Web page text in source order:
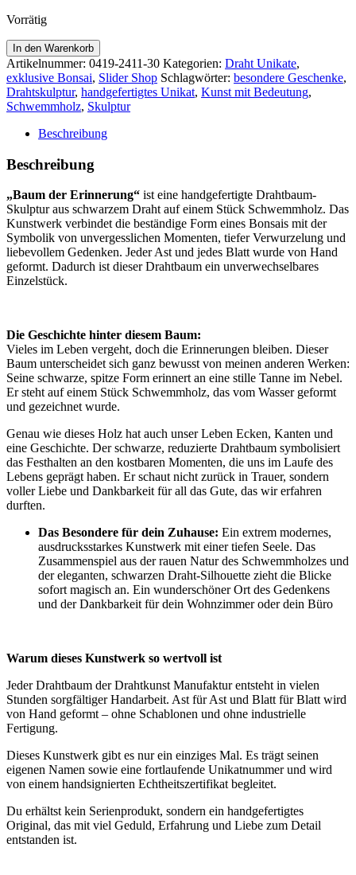
Vorrätig
Baum
der
Erinnerung
-
Drahtbaum-
Menge
In den Warenkorb
Artikelnummer: 0419-2411-30 Kategorien: Draht Unikate,
exklusive Bonsai, Slider Shop Schlagwörter: besondere Geschenke,
Drahtskulptur, handgefertigtes Unikat, Kunst mit Bedeutung,
Schwemmholz, Skulptur
Beschreibung
Beschreibung
„Baum der Erinnerung“ ist eine handgefertigte Drahtbaum-
Skulptur aus schwarzem Draht auf einem Stück Schwemmholz. Das
Kunstwerk verbindet die beständige Form eines Bonsais mit der
Symbolik von unvergesslichen Momenten, tiefer Verwurzelung und
liebevollem Gedenken. Jeder Ast und jedes Blatt wurde von Hand
geformt. Dadurch ist dieser Drahtbaum ein unverwechselbares
Einzelstück.
Die Geschichte hinter diesem Baum:
Vieles im Leben vergeht, doch die Erinnerungen bleiben. Dieser
Baum unterscheidet sich ganz bewusst von meinen anderen Werken:
Seine schwarze, spitze Form erinnert an eine stille Tanne im Nebel.
Er steht auf einem Stück Schwemmholz, das vom Wasser geformt
und gezeichnet wurde.
Genau wie dieses Holz hat auch unser Leben Ecken, Kanten und
eine Geschichte. Der schwarze, reduzierte Drahtbaum symbolisiert
das Festhalten an den kostbaren Momenten, die uns im Laufe des
Lebens geprägt haben. Er schaut nicht zurück in Trauer, sondern
voller Liebe und Dankbarkeit für all das Gute, das wir erfahren
durften.
Das Besondere für dein Zuhause: Ein extrem modernes,
ausdrucksstarkes Kunstwerk mit einer tiefen Seele. Das
Zusammenspiel aus der rauen Natur des Schwemmholzes und
der eleganten, schwarzen Draht-Silhouette zieht die Blicke
sofort magisch an. Ein wunderschöner Ort des Gedenkens
und der Dankbarkeit für dein Wohnzimmer oder dein Büro
Warum dieses Kunstwerk so wertvoll ist
Jeder Drahtbaum der Drahtkunst Manufaktur entsteht in vielen
Stunden sorgfältiger Handarbeit. Ast für Ast und Blatt für Blatt wird
von Hand geformt – ohne Schablonen und ohne industrielle
Fertigung.
Dieses Kunstwerk gibt es nur ein einziges Mal. Es trägt seinen
eigenen Namen sowie eine fortlaufende Unikatnummer und wird
von einem handsignierten Echtheitszertifikat begleitet.
Du erhältst kein Serienprodukt, sondern ein handgefertigtes
Original, das mit viel Geduld, Erfahrung und Liebe zum Detail
entstanden ist.